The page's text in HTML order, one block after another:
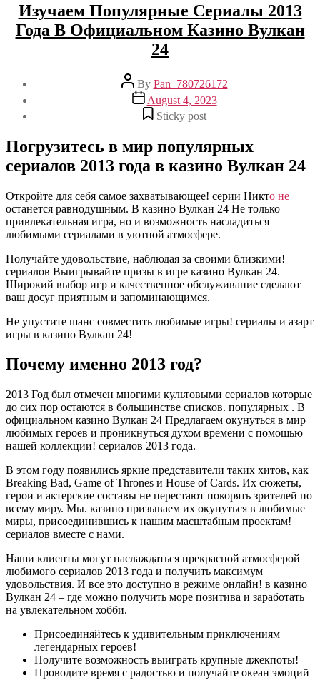
Изучаем Популярные Сериалы 2013
Года В Официальном Казино Вулкан
24
Post
author
By Pan_780726172
Post
date
August 4, 2023
Sticky post
Погрузитесь в мир популярных
сериалов 2013 года в казино Вулкан 24
Откройте для себя самое захватывающее! серии Никто не
останется равнодушным. В казино Вулкан 24 Не только
привлекательная игра, но и возможность насладиться
любимыми сериалами в уютной атмосфере.
Получайте удовольствие, наблюдая за своими близкими!
сериалов Выигрывайте призы в игре казино Вулкан 24.
Широкий выбор игр и качественное обслуживание сделают
ваш досуг приятным и запоминающимся.
Не упустите шанс совместить любимые игры! сериалы и азарт
игры в казино Вулкан 24!
Почему именно 2013 год?
2013 Год был отмечен многими культовыми сериалов которые
до сих пор остаются в большинстве списков. популярных . В
официальном казино Вулкан 24 Предлагаем окунуться в мир
любимых героев и проникнуться духом времени с помощью
нашей коллекции! сериалов 2013 года.
В этом году появились яркие представители таких хитов, как
Breaking Bad, Game of Thrones и House of Cards. Их сюжеты,
герои и актерские составы не перестают покорять зрителей по
всему миру. Мы. казино призываем их окунуться в любимые
миры, присоединившись к нашим масштабным проектам!
сериалов вместе с нами.
Наши клиенты могут наслаждаться прекрасной атмосферой
любимого сериалов 2013 года и получить максимум
удовольствия. И все это доступно в режиме онлайн! в казино
Вулкан 24 – где можно получить море позитива и заработать
на увлекательном хобби.
Присоединяйтесь к удивительным приключениям
легендарных героев!
Получите возможность выиграть крупные джекпоты!
Проводите время с радостью и получайте океан эмоций